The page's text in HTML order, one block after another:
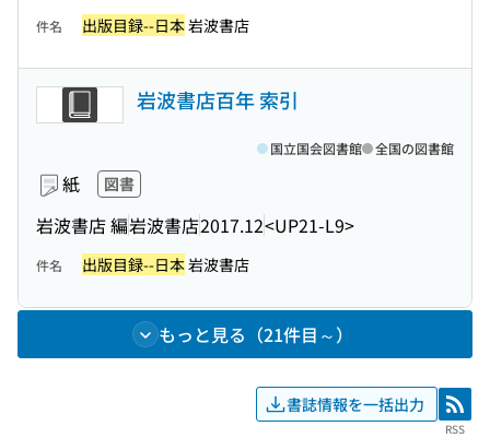
件名 出版目録--日本岩波書店
岩波書店百年 索引
紙 図書
岩波書店 編岩波書店2017.12<UP21-L9>
国立国会図書館 全国の図書館
件名 出版目録--日本岩波書店
もっと見る（21件目～）
書誌情報を一括出力 RSS
RSS